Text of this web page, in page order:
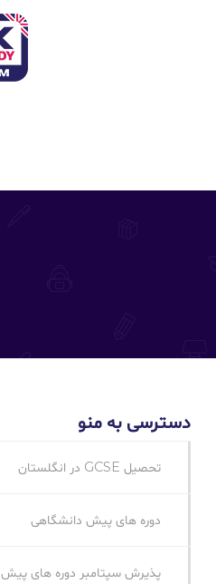
دسترسی به منو
تحصیل GCSE در انگلستان
دوره های پیش دانشگاهی
پذیرش سپتامبر دوره های پیش